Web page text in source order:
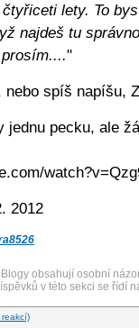
lety. To
najdeš tu
"
spíš napíšu,
jednu pecku, ale
2012
obsahují osobní
v této sekci se řídí
reakcí)